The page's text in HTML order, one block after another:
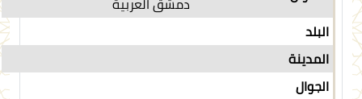
البلد
المدينة
الجوال